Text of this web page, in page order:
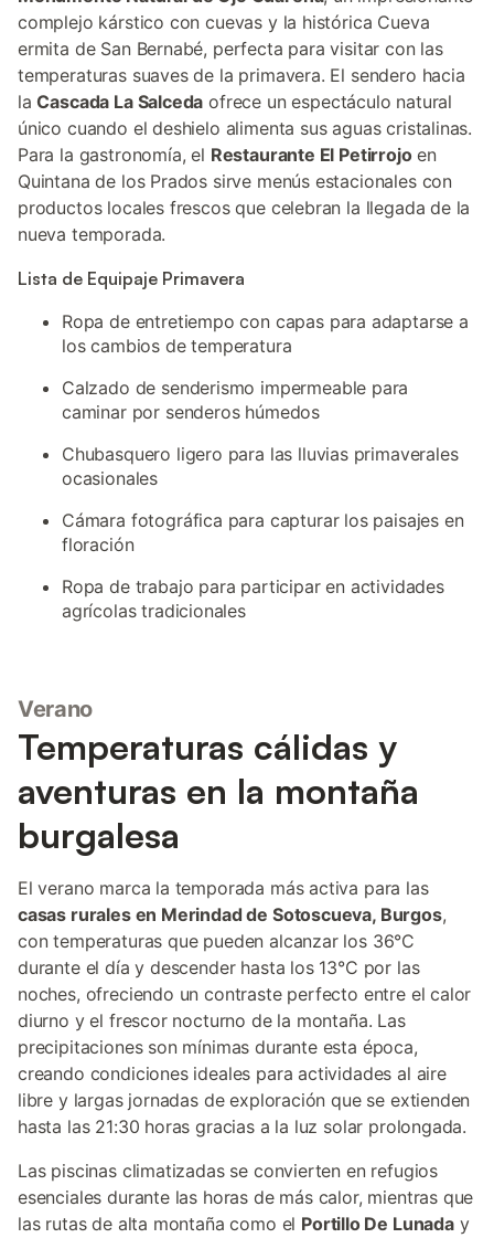
complejo kárstico con cuevas y la histórica Cueva
ermita de San Bernabé, perfecta para visitar con las
temperaturas suaves de la primavera. El sendero hacia
laCascada La Salceda ofrece un espectáculo natural
único cuando el deshielo alimenta sus aguas cristalinas.
Para la gastronomía, el Restaurante El Petirrojoen
Quintana de los Prados sirve menús estacionales con
productos locales frescos que celebran la llegada de la
nueva temporada.
Lista de Equipaje Primavera
Ropa de entretiempo con capas para adaptarse a
los cambios de temperatura
Calzado de senderismo impermeable para
caminar por senderos húmedos
Chubasquero ligero para las lluvias primaverales
ocasionales
Cámara fotográfica para capturar los paisajes en
floración
Ropa de trabajo para participar en actividades
agrícolas tradicionales
Verano
Temperaturas cálidas y
aventuras en la montaña
burgalesa
El verano marca la temporada más activa para las
casas rurales en Merindad de Sotoscueva, Burgos,
con temperaturas que pueden alcanzar los 36°C
durante el día y descender hasta los 13°C por las
noches, ofreciendo un contraste perfecto entre el calor
diurno y el frescor nocturno de la montaña. Las
precipitaciones son mínimas durante esta época,
creando condiciones ideales para actividades al aire
libre y largas jornadas de exploración que se extienden
hasta las 21:30 horas gracias a la luz solar prolongada.
Las piscinas climatizadas se convierten en refugios
esenciales durante las horas de más calor, mientras que
las rutas de alta montaña como el Portillo De Lunaday